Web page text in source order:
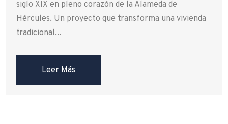
siglo XIX en pleno corazón de la Alameda de
Hércules. Un proyecto que transforma una vivienda
tradicional...
Leer Más